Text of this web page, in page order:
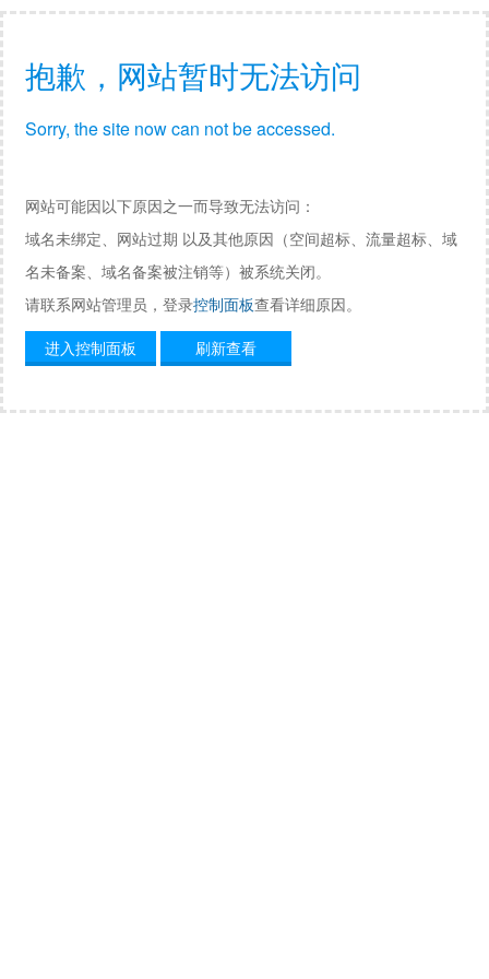
抱歉，网站暂时无法访问
Sorry, the site now can not be accessed.
网站可能因以下原因之一而导致无法访问：
域名未绑定、网站过期 以及其他原因（空间超标、流量超标、域
名未备案、域名备案被注销等）被系统关闭。
请联系网站管理员，登录控制面板查看详细原因。
进入控制面板
刷新查看